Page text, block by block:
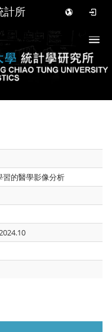
計所
習的醫學影像分析